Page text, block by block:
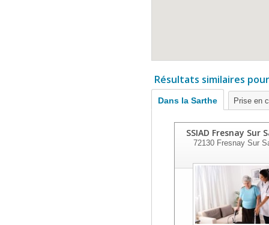
Résultats similaires
Dans la Sarthe Prise en
SSIAD Fresnay Sur
72130Fresnay Sur